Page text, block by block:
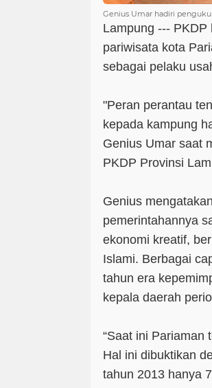
Genius Umar hadiri
Lampung ---
pariwisata kota
sebagai pelaku
"Peran perantau
kepada kampung
Genius Umar saat
PKDP Provinsi
Genius
pemerintahannya
ekonomi kreatif,
Islami. Berbagai
tahun era
kepala daerah
“Saat ini Pariaman
Hal ini dibuktikan
tahun 2013 hanya